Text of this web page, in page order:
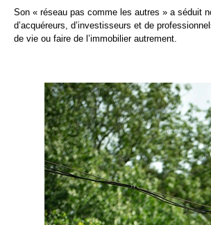
Son « réseau pas comme les autres » a séduit
d’acquéreurs, d’investisseurs et de
de vie ou faire de l’immobilier autrement.